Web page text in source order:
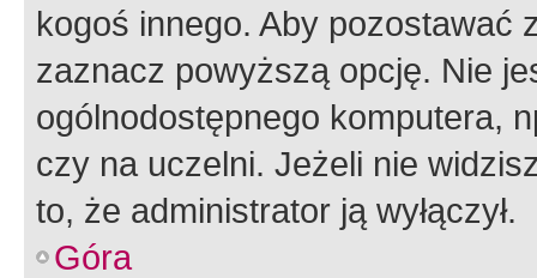
kogoś innego. Aby pozostawać
zaznacz powyższą opcję. Nie
ogólnodostępnego komputera,
czy na uczelni. Jeżeli nie
to, że administrator ją wyłączył.
Góra